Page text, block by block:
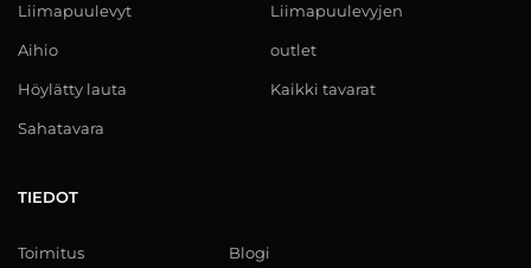
Liimapuulevyt
Aihio
Höylätty lauta
Sahatavara
Liimapuulevyjen
outlet
Kaikki tavarat
TIEDOT
Toimitus Blogi